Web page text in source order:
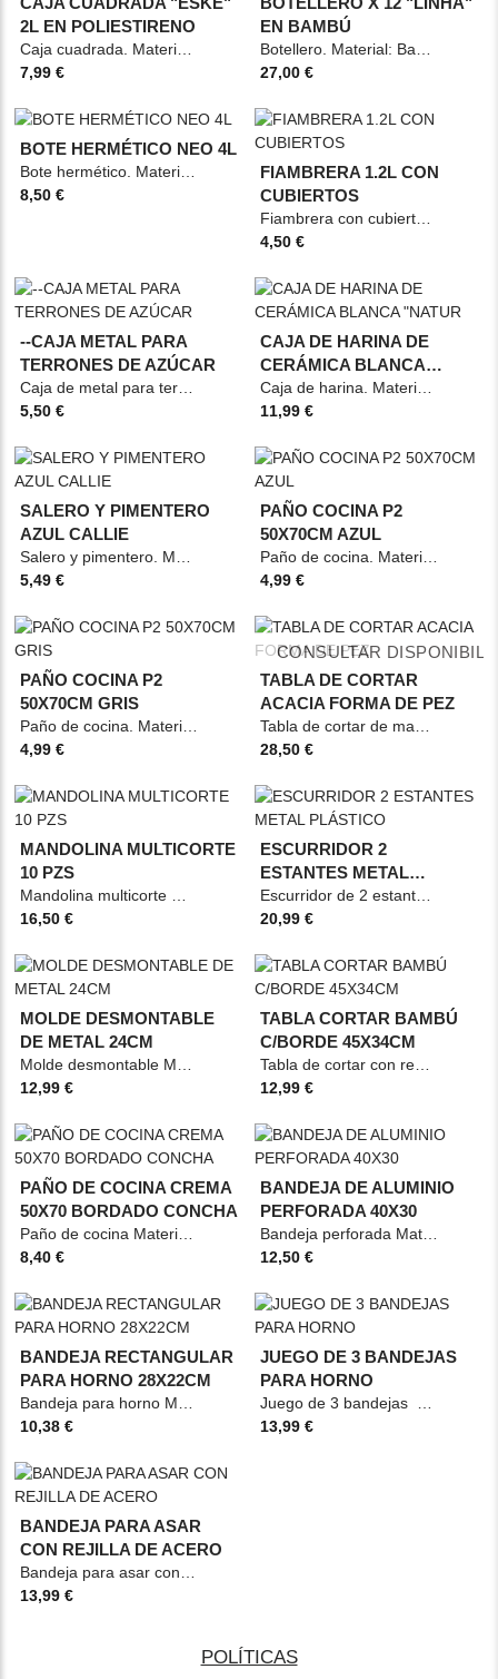
2L EN POLIESTIRENO
7,99 €
EN BAMBÚ
27,00 €
CONSULTAR DISPONIBILIDAD
BOTE HERMÉTICO NEO 4L
8,50 €
FIAMBRERA 1.2L CON
CUBIERTOS
4,50 €
--CAJA METAL PARA
TERRONES DE AZÚCAR
5,50 €
CAJA DE HARINA DE
CERÁMICA BLANCA
"NATUR
11,99 €
SALERO Y PIMENTERO
AZUL CALLIE
5,49 €
PAÑO COCINA P2
50X70CM AZUL
4,99 €
PAÑO COCINA P2
50X70CM GRIS
4,99 €
CONSULTAR
TABLA DE CORTAR
ACACIA FORMA DE PEZ
28,50 €
MANDOLINA MULTICORTE
10 PZS
16,50 €
ESCURRIDOR 2
ESTANTES METAL
PLÁSTICO
20,99 €
MOLDE DESMONTABLE
DE METAL 24CM
12,99 €
TABLA CORTAR BAMBÚ
C/BORDE 45X34CM
12,99 €
PAÑO DE COCINA CREMA
50X70 BORDADO CONCHA
8,40 €
BANDEJA DE ALUMINIO
PERFORADA 40X30
12,50 €
BANDEJA RECTANGULAR
PARA HORNO 28X22CM
10,38 €
JUEGO DE 3 BANDEJAS
PARA HORNO
13,99 €
BANDEJA PARA ASAR
CON REJILLA DE ACERO
13,99 €
POLÍTICAS